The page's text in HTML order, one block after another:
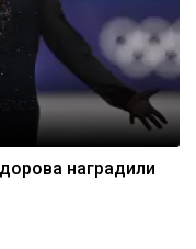
наградили